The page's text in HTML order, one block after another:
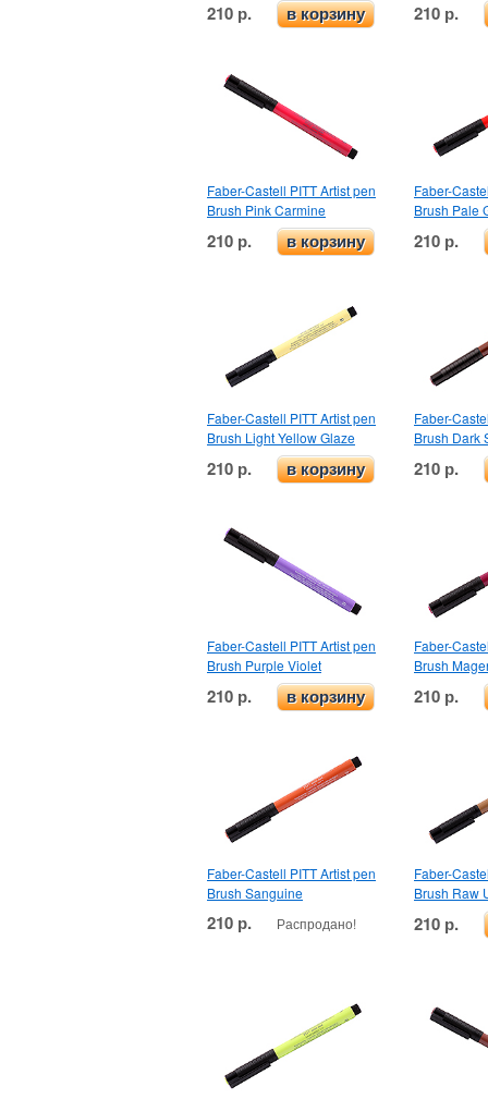
210 р. в корзину 210 р.
Faber-Castell PITT Artist pen
Brush Pink Carmine
210 р. в корзину
Faber-
Brush Pale
210 р.
Faber-Castell PITT Artist pen
Brush Light Yellow Glaze
210 р. в корзину
Faber-
Brush Dark
210 р.
Faber-Castell PITT Artist pen
Brush Purple Violet
210 р. в корзину
Faber-
Brush
210 р.
Faber-Castell PITT Artist pen
Brush Sanguine
210 р. Распродано!
Faber-
Brush Raw
210 р.